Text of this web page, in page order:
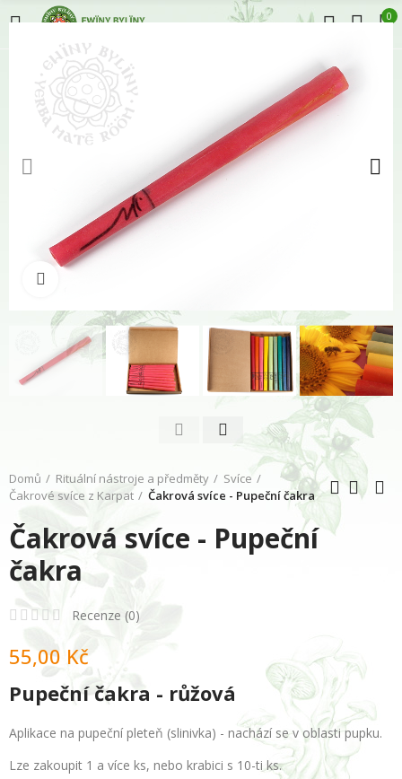
0
Domů Rituální nástroje a předměty
Svíce
Čakrové svíce z Karpat
Čakrová svíce - Pupeční čakra
Čakrová svíce - Pupeční
čakra
Recenze (0)
55,00 Kč
Pupeční čakra - růžová
Aplikace na pupeční pleteň (slinivka) - nachází se v oblasti pupku.
Lze zakoupit 1 a více ks, nebo krabici s 10-ti ks.